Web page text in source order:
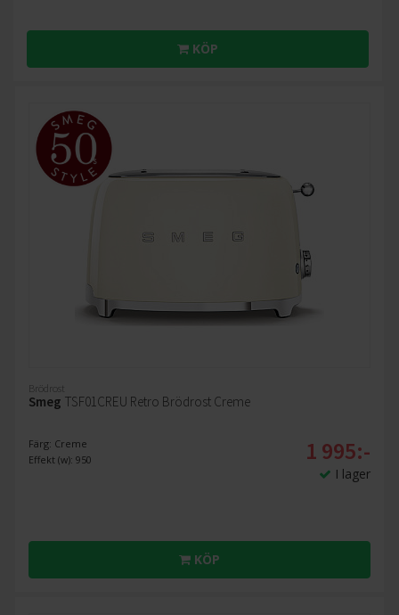
KÖP
Brödrost
Smeg TSF01CREU Retro Brödrost Creme
Färg: Creme
Effekt (w): 950
1 995:-
I lager
KÖP